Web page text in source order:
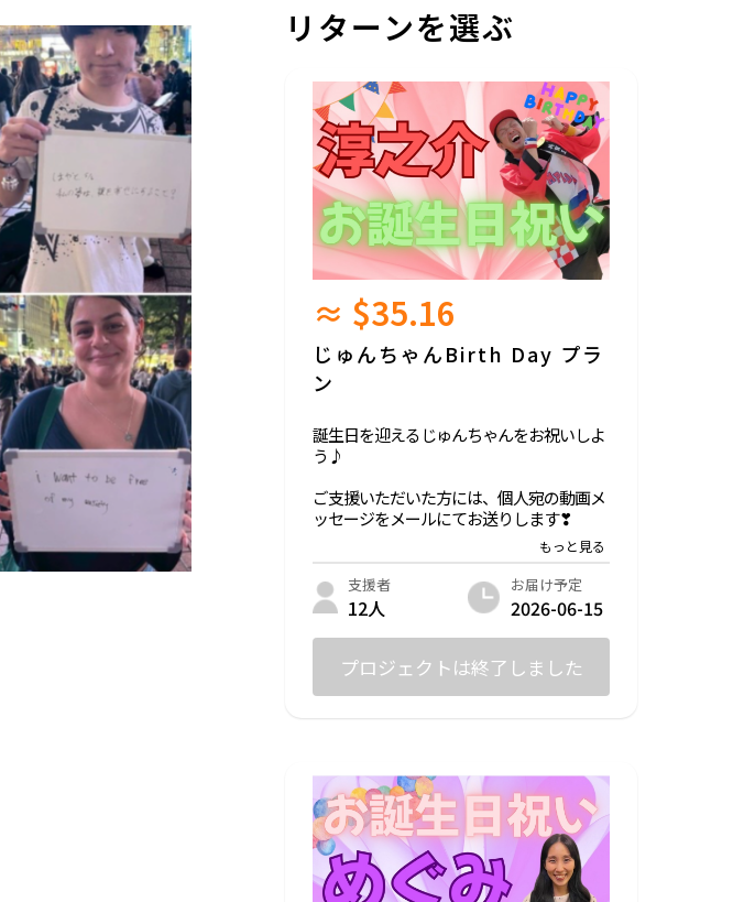
リターンを選ぶ
≈ $35.16
じゅんちゃんBirth Day プラ
ン
誕生日を迎えるじゅんちゃんをお祝いしよ
う♪
ご支援いただいた方には、個人宛の動画メ
ッセージをメールにてお送りします❣
・動画メッセージについて
視聴方法：ご支援いただいた方にご視聴用
URLをお送りいたします。
動画時間：1分程度
場合、モザイクアートとして掲載し公に公
開されることにご同意いただいたものとし
ます。
夢ボードへのお名前の記載は任意です。
支援者
12人
お届け予定
2026-06-15
プロジェクトは終了しました